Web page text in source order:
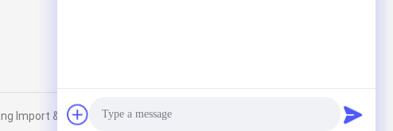
Import & Export Co., Ltd.. All Rights Reserved.